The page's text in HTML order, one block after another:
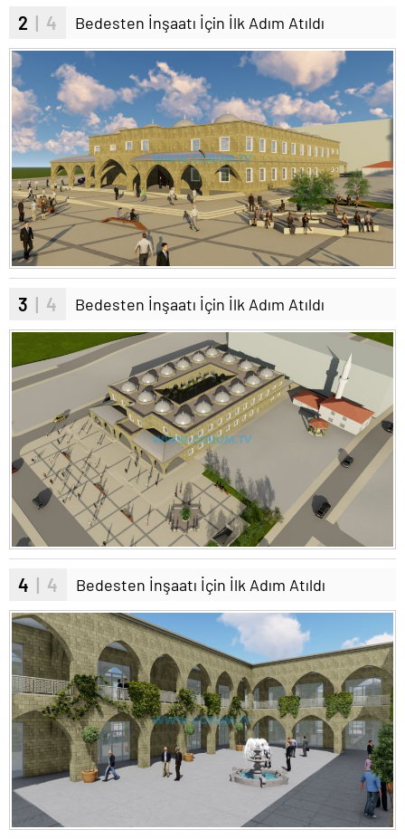
2 | 4 Bedesten İnşaatı İçin İlk Adım Atıldı
3 | 4 Bedesten İnşaatı İçin İlk Adım Atıldı
4 | 4 Bedesten İnşaatı İçin İlk Adım Atıldı